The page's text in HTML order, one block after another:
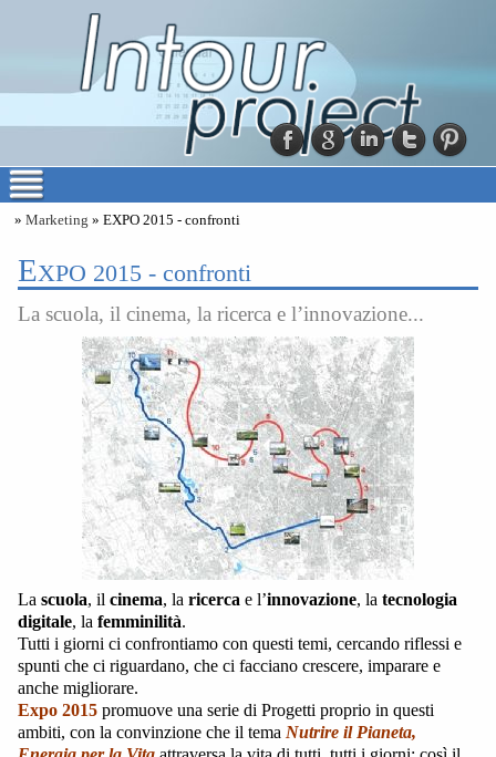
» Marketing » EXPO 2015 - confronti
EXPO 2015 - confronti
La scuola, il cinema, la ricerca e l’innovazione...
La scuola, il cinema, la ricerca e l’innovazione, la tecnologia
digitale, la femminilità.
Tutti i giorni ci confrontiamo con questi temi, cercando riflessi e
spunti che ci riguardano, che ci facciano crescere, imparare e
anche migliorare.
Expo 2015 promuove una serie di Progetti proprio in questi
ambiti, con la convinzione che il tema Nutrire il Pianeta,